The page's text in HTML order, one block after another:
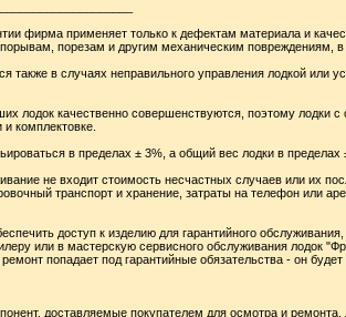
фирма применяет только к дефектам материала и
порезам и другим механическим повреждениям,
также в случаях неправильного управления лодкой или
лодок качественно совершенствуются, поэтому лодки
и комплектовке.
в пределах ± 3%, а общий вес лодки в пределах
не входит стоимость несчастных случаев или их
транспорт и хранение, затраты на телефон или
доступ к изделию для гарантийного
или в мастерскую сервисного обслуживания лодок
попадает под гарантийные обязательства - он
доставляемые покупателем для осмотра и